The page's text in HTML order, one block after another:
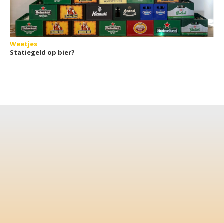
Weetjes
Statiegeld op bier?